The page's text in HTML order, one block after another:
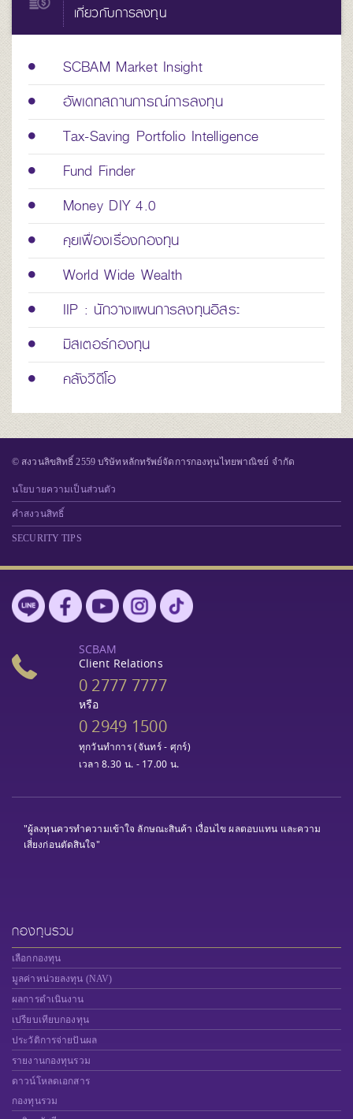
เกี่ยวกับการลงทุน
SCBAM Market Insight
อัพเดทสถานการณ์การลงทุน
Tax-Saving Portfolio Intelligence
Fund Finder
Money DIY 4.0
คุยเฟื่องเรื่องกองทุน
World Wide Wealth
IIP : นักวางแผนการลงทุนอิสระ
มิสเตอร์กองทุน
คลังวีดีโอ
© สงวนลิขสิทธิ์ 2559 บริษัทหลักทรัพย์จัดการกองทุนไทยพาณิชย์ จำกัด
นโยบายความเป็นส่วนตัว
คำสงวนสิทธิ์
SECURITY TIPS
SCBAM
Client Relations
0 2777 7777
หรือ
0 2949 1500
ทุกวันทำการ (จันทร์ - ศุกร์)
เวลา 8.30 น. - 17.00 น.
"ผู้ลงทุนควรทำความเข้าใจ ลักษณะสินค้า เงื่อนไข ผลตอบแทน และความ
เสี่ยงก่อนตัดสินใจ"
กองทุนรวม
เลือกกองทุน
มูลค่าหน่วยลงทุน (NAV)
ผลการดำเนินงาน
เปรียบเทียบกองทุน
ประวัติการจ่ายปันผล
รายงานกองทุนรวม
ดาวน์โหลดเอกสาร
กองทุนรวม